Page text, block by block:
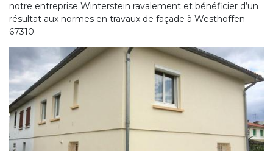
notre entreprise Winterstein ravalement et bénéficier d’un
résultat aux normes en travaux de façade à Westhoffen
67310.